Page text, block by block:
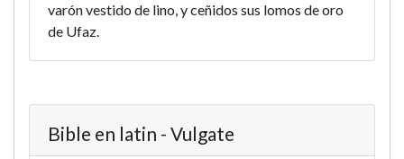
varón vestido de lino, y ceñidos sus lomos de oro
de Ufaz.
Bible en latin - Vulgate